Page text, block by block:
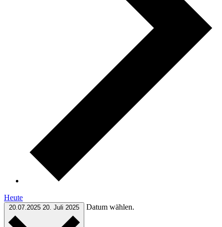
Heute
20.07.2025 20. Juli 2025 Datum wählen.